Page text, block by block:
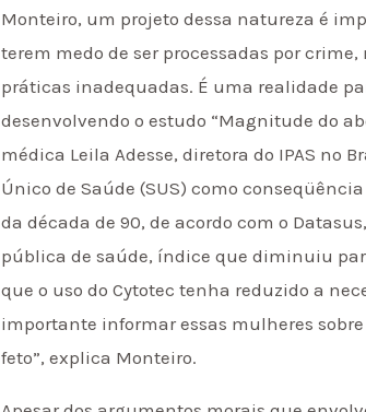
Monteiro, um projeto dessa natureza é
terem medo de ser processadas por
práticas inadequadas. É uma realidade
desenvolvendo o estudo “Magnitude do
médica Leila Adesse, diretora do IPAS no
Único de Saúde (SUS) como
da década de 90, de acordo com o
pública de saúde, índice que diminuiu
que o uso do Cytotec tenha reduzido a
importante informar essas mulheres
feto”, explica Monteiro.